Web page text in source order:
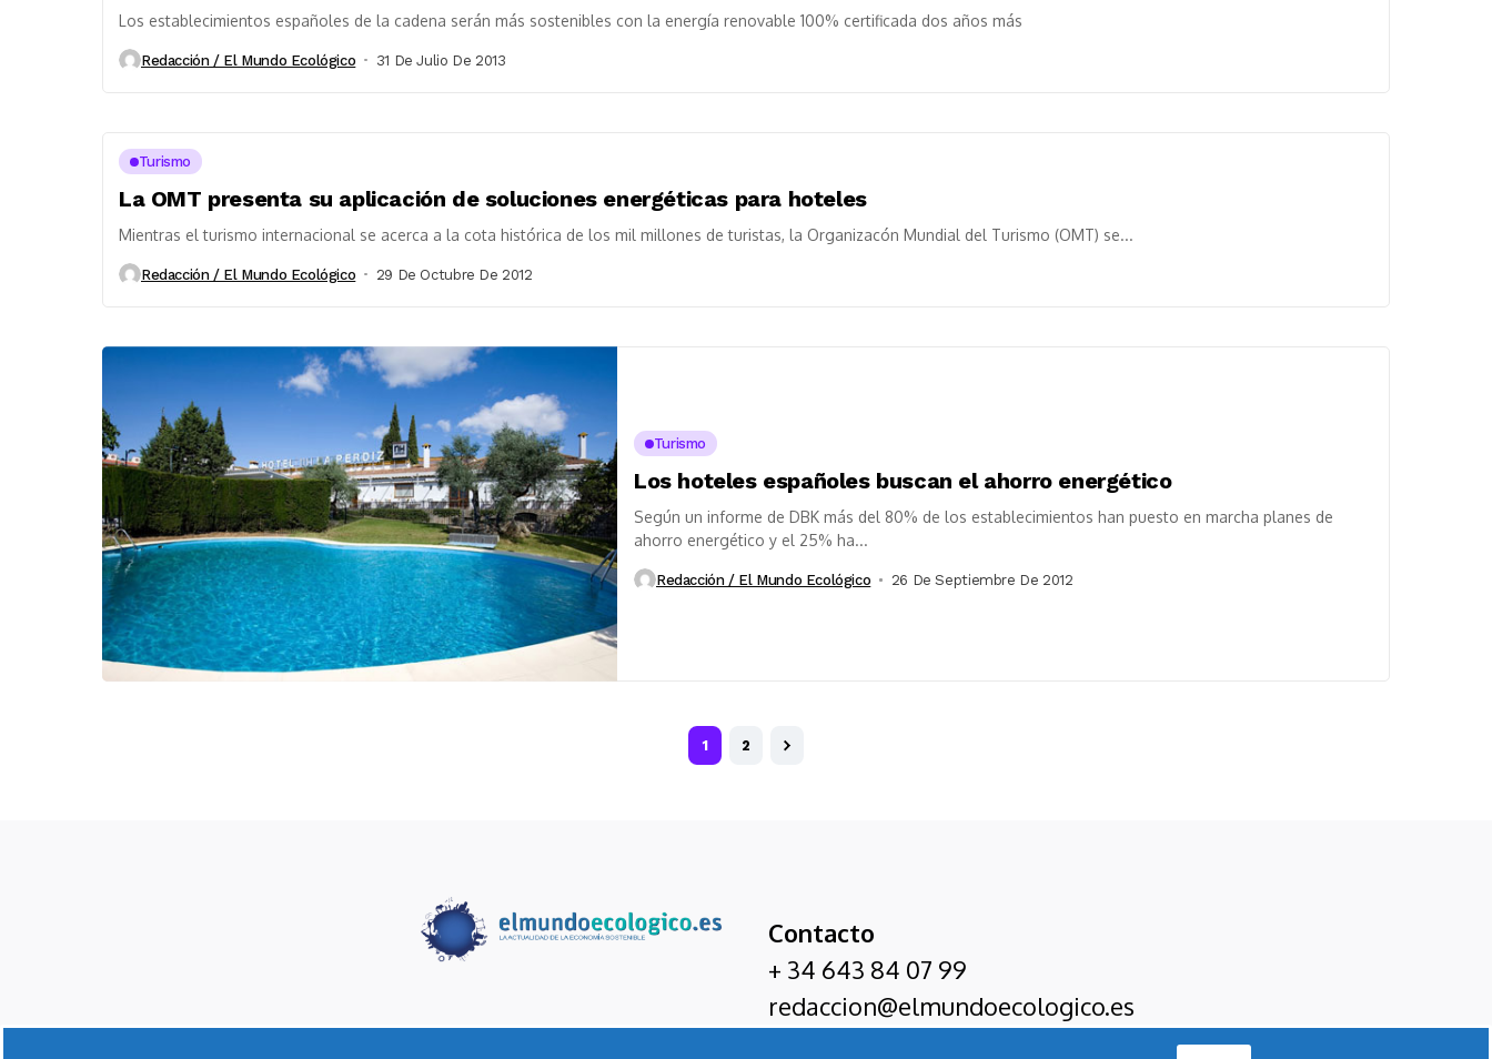
Los establecimientos españoles de la cadena serán más sostenibles con la energía renovable 100% certificada dos años más
Redacción / El Mundo Ecológico 31 De Julio De 2013
Turismo
La OMT presenta su aplicación de soluciones energéticas para hoteles
Mientras el turismo internacional se acerca a la cota histórica de los mil millones de turistas, la Organizacón Mundial del Turismo (OMT) se...
Redacción / El Mundo Ecológico 29 De Octubre De 2012
Turismo
Los hoteles españoles buscan el ahorro energético
Según un informe de DBK más del 80% de los establecimientos han puesto en marcha planes de
ahorro energético y el 25% ha...
Redacción / El Mundo Ecológico 26 De Septiembre De 2012
1 2
Contacto
+ 34 643 84 07 99
redaccion@elmundoecologico.es